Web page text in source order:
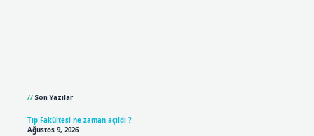
Son Yazılar
Tıp Fakültesi ne zaman açıldı ?
Ağustos 9, 2026